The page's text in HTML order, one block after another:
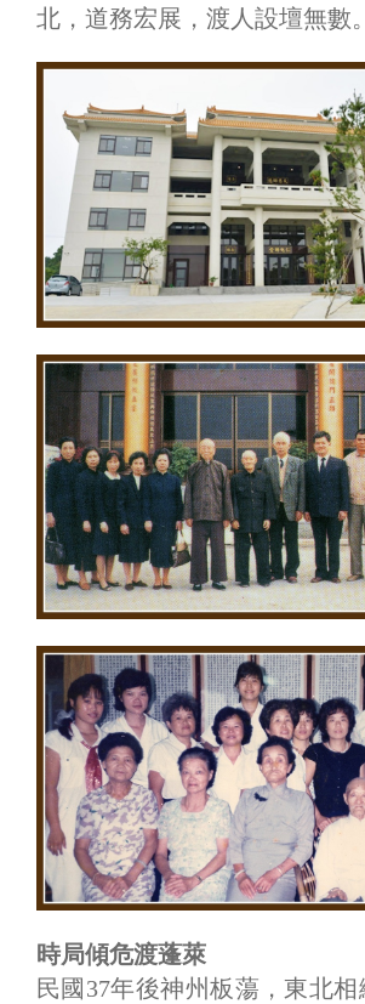
北，道務宏展，渡人設壇無數。
時局傾危渡蓬萊
民國37年後神州板蕩，東北相